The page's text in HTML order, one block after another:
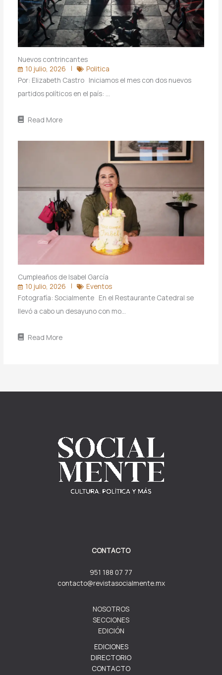
Nuevos contrincantes
10 julio, 2026
Politica
Por: Elizabeth Castro Iniciamos el mes con dos nuevos
partidos políticos en el país: …
Read More
Cumpleaños de Isabel García
10 julio, 2026
Eventos
Fotografía: Socialmente En el Restaurante Catedral se
llevó a cabo un desayuno con mo…
Read More
CONTACTO
951 188 07 77
contacto@revistasocialmente.mx
NOSOTROS
SECCIONES
EDICIÓN
EDICIONES
DIRECTORIO
CONTACTO